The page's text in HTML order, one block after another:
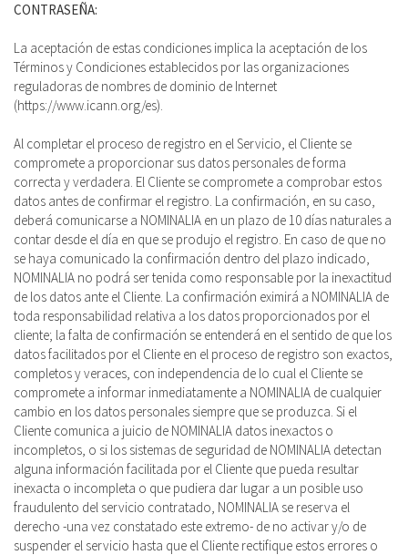
CONTRASEÑA:
La aceptación de estas condiciones implica la aceptación de los
Términos y Condiciones establecidos por las organizaciones
reguladoras de nombres de dominio de Internet
(https://www.icann.org/es).
Al completar el proceso de registro en el Servicio, el Cliente se
compromete a proporcionar sus datos personales de forma
correcta y verdadera. El Cliente se compromete a comprobar estos
datos antes de confirmar el registro. La confirmación, en su caso,
deberá comunicarse a NOMINALIA en un plazo de 10 días naturales a
contar desde el día en que se produjo el registro. En caso de que no
se haya comunicado la confirmación dentro del plazo indicado,
NOMINALIA no podrá ser tenida como responsable por la inexactitud
de los datos ante el Cliente. La confirmación eximirá a NOMINALIA de
toda responsabilidad relativa a los datos proporcionados por el
cliente; la falta de confirmación se entenderá en el sentido de que los
datos facilitados por el Cliente en el proceso de registro son exactos,
completos y veraces, con independencia de lo cual el Cliente se
compromete a informar inmediatamente a NOMINALIA de cualquier
cambio en los datos personales siempre que se produzca. Si el
Cliente comunica a juicio de NOMINALIA datos inexactos o
incompletos, o si los sistemas de seguridad de NOMINALIA detectan
alguna información facilitada por el Cliente que pueda resultar
inexacta o incompleta o que pudiera dar lugar a un posible uso
fraudulento del servicio contratado, NOMINALIA se reserva el
derecho -una vez constatado este extremo- de no activar y/o de
suspender el servicio hasta que el Cliente rectifique estos errores o